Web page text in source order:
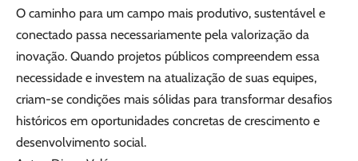
O caminho para um campo mais produtivo, sustentável e
conectado passa necessariamente pela valorização da
inovação. Quando projetos públicos compreendem essa
necessidade e investem na atualização de suas equipes,
criam-se condições mais sólidas para transformar desafios
históricos em oportunidades concretas de crescimento e
desenvolvimento social.